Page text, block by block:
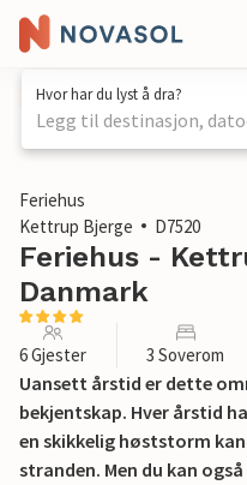
Hvor har du lyst å dra?
Legg til destinasjon,
1 / 25
Feriehus
Kettrup Bjerge
D7520
Feriehus -
Danmark
6 Gjester 3 Soverom
Uansett årstid er dette
bekjentskap. Hver årstid
en skikkelig høststorm
stranden. Men du kan